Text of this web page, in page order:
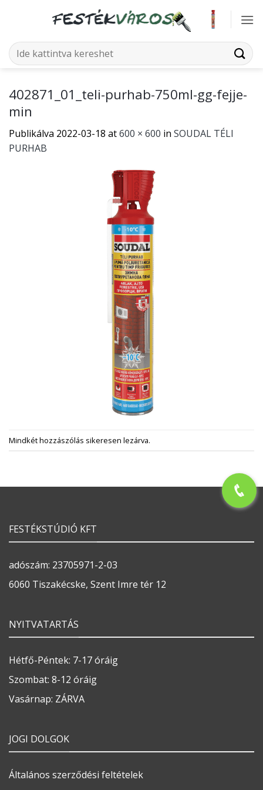
Keresés
a
402871_01_teli-purhab-750ml-gg-fejje-
min
Publikálva 2022-03-18 at600 × 600 in SOUDAL TÉLI
PURHAB
Mindkét hozzászólás sikeresen lezárva.
FESTÉKSTÚDIÓ KFT
adószám: 23705971-2-03
6060 Tiszakécske, Szent Imre tér 12
NYITVATARTÁS
Hétfő-Péntek: 7-17 óráig
Szombat: 8-12 óráig
Vasárnap: ZÁRVA
JOGI DOLGOK
Általános szerződési feltételek